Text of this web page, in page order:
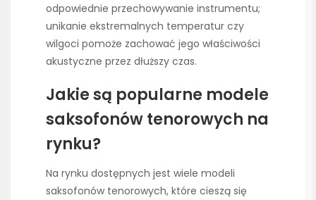
odpowiednie przechowywanie instrumentu;
unikanie ekstremalnych temperatur czy
wilgoci pomoże zachować jego właściwości
akustyczne przez dłuższy czas.
Jakie są popularne modele
saksofonów tenorowych na
rynku?
Na rynku dostępnych jest wiele modeli
saksofonów tenorowych, które cieszą się